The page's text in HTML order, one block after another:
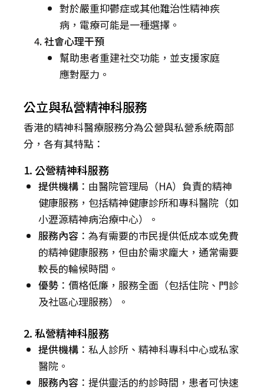
對於嚴重抑鬱症或其他難治性精神疾
病，電療可能是一種選擇。
社會心理干預
幫助患者重建社交功能，並支援家庭
應對壓力。
公立與私營精神科服務
香港的精神科醫療服務分為公營與私營系統兩部
分，各有其特點：
1. 公營精神科服務
提供機構 ：由醫院管理局（HA）負責的精神
健康服務，包括精神健康診所和專科醫院（如
小瀝源精神病治療中心）。
服務內容 ：為有需要的市民提供低成本或免費
的精神健康服務，但由於需求龐大，通常需要
較長的輪候時間。
優勢 ：價格低廉，服務全面（包括住院、門診
及社區心理服務）。
2. 私營精神科服務
提供機構 ：私人診所、精神科專科中心或私家
醫院。
服務內容 ：提供靈活的約診時間，患者可快速